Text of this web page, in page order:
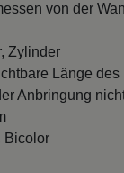
von der
Zylinder
Länge
Anbringung
Bicolor